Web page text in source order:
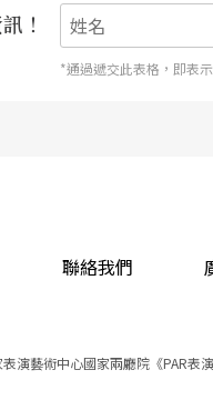
！
*通過遞交此表格，即表
聯絡我們
演藝術中心國家兩廳院《PAR表